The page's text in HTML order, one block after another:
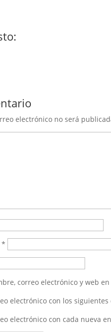
electrónico no será
*
correo electrónico y web
electrónico con los
electrónico con cada nueva